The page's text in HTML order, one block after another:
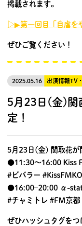
掲載されます。
▷▶︎第一回目「自虐を
ぜひご覧ください！
2025.05.16 出演情報TV
5月23日(金)関
定！
5月23日(金) 関取花が
●11:30〜16:00 Kiss
#ビバラー
●16:00–20:00 α-
#チャミトレ #FM京都
ぜひハッシュタグを